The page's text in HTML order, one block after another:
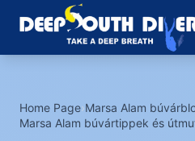
Home Page›Marsa Alam
Marsa Alam búvártippek és